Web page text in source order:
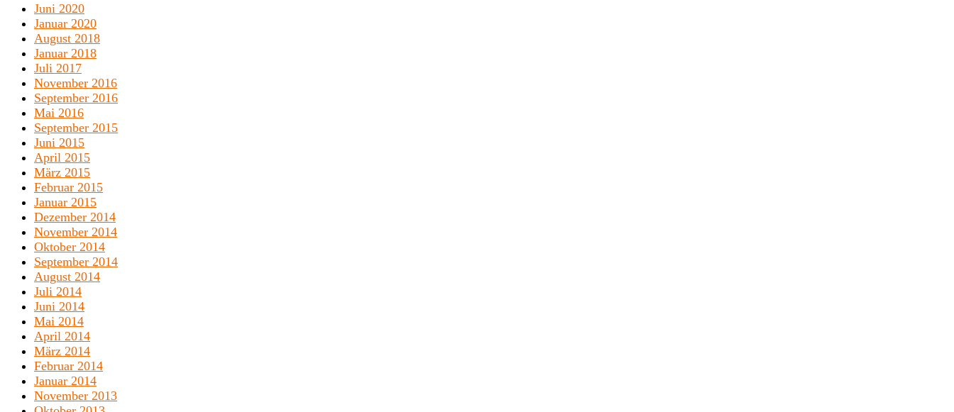
Juni 2020
Januar 2020
August 2018
Januar 2018
Juli 2017
November 2016
September 2016
Mai 2016
September 2015
Juni 2015
April 2015
März 2015
Februar 2015
Januar 2015
Dezember 2014
November 2014
Oktober 2014
September 2014
August 2014
Juli 2014
Juni 2014
Mai 2014
April 2014
März 2014
Februar 2014
Januar 2014
November 2013